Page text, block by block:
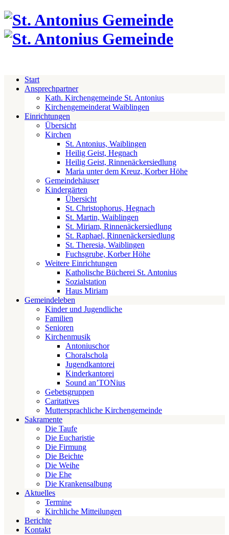
Start
Ansprechpartner
Kath. Kirchengemeinde St. Antonius
Kirchengemeinderat Waiblingen
Einrichtungen
Übersicht
Kirchen
St. Antonius, Waiblingen
Heilig Geist, Hegnach
Heilig Geist, Rinnenäckersiedlung
Maria unter dem Kreuz, Korber Höhe
Gemeindehäuser
Kindergärten
Übersicht
St. Christophorus, Hegnach
St. Martin, Waiblingen
St. Miriam, Rinnenäckersiedlung
St. Raphael, Rinnenäckersiedlung
St. Theresia, Waiblingen
Fuchsgrube, Korber Höhe
Weitere Einrichtungen
Katholische Bücherei St. Antonius
Sozialstation
Haus Miriam
Gemeindeleben
Kinder und Jugendliche
Familien
Senioren
Kirchenmusik
Antoniuschor
Choralschola
Jugendkantorei
Kinderkantorei
Sound an’TONius
Gebetsgruppen
Caritatives
Muttersprachliche Kirchengemeinde
Sakramente
Die Taufe
Die Eucharistie
Die Firmung
Die Beichte
Die Weihe
Die Ehe
Die Krankensalbung
Aktuelles
Termine
Kirchliche Mitteilungen
Berichte
Kontakt